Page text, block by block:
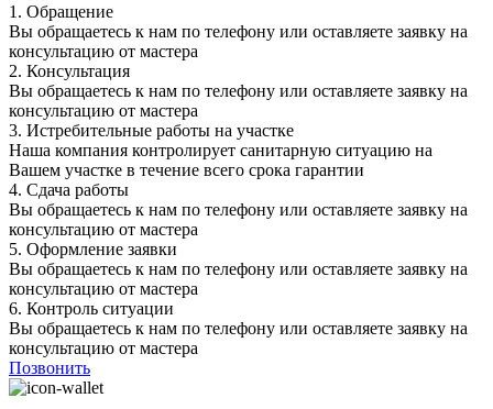
1. Обращение
Вы обращаетесь к нам по телефону или оставляете заявку на
консультацию от мастера
2. Консультация
Вы обращаетесь к нам по телефону или оставляете заявку на
консультацию от мастера
3. Истребительные работы на участке
Наша компания контролирует санитарную ситуацию на
Вашем участке в течение всего срока гарантии
4. Сдача работы
Вы обращаетесь к нам по телефону или оставляете заявку на
консультацию от мастера
5. Оформление заявки
Вы обращаетесь к нам по телефону или оставляете заявку на
консультацию от мастера
6. Контроль ситуации
Вы обращаетесь к нам по телефону или оставляете заявку на
консультацию от мастера
Позвонить